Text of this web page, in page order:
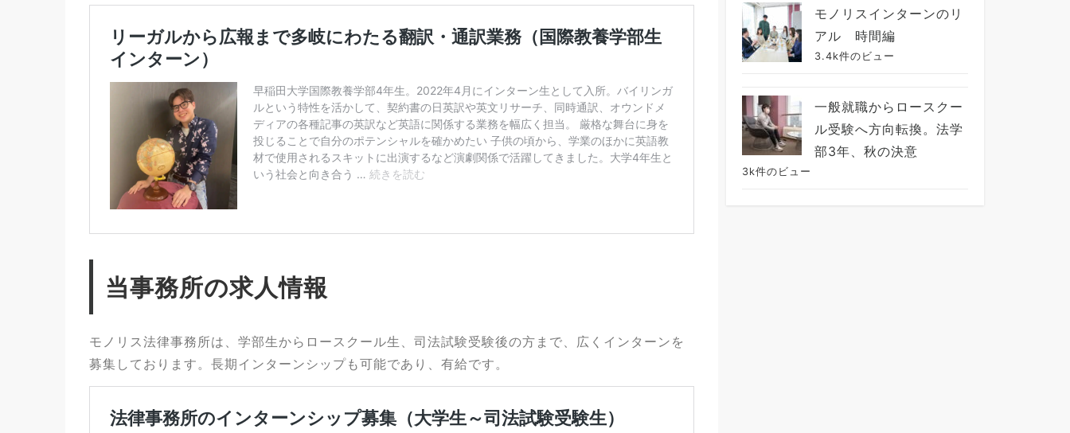
当事務所の求人情報
モノリス法律事務所は、学部生からロースクール生、司法試験受験後の方まで、広くインターンを
募集しております。長期インターンシップも可能であり、有給です。
モノリスインターンのリ
アル 時間編
3.4k件のビュー
一般就職からロースクー
ル受験へ方向転換。法学
部3年、秋の決意
3k件のビュー